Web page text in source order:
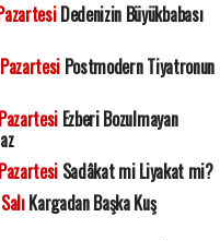
Dedenizin Büyükbabası
Postmodern Tiyatronun
Ezberi Bozulmayan
Sadâkat mi Liyakat mi?
Kargadan Başka Kuş